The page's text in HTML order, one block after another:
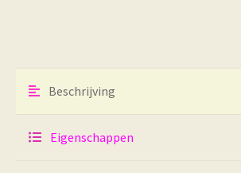
Beschrijving
Eigenschappen